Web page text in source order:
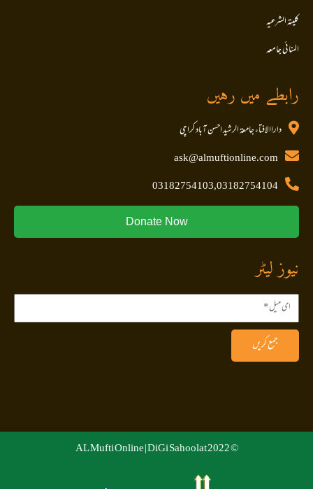
کلیتہ الشرعیہ
المنا ئی جا معہ
رابطے میں رہیں
داراالافتاء جامعۃ الرشید احسن آباد کراچی
ask@almuftionline.com
03182754103,03182754104
Donate Now
نیوز لیٹر
جمع کریں
© 2022 AL Mufti Online |
DiGi Sahoolat